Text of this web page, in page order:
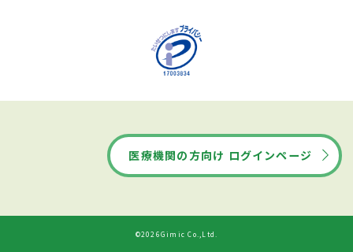
医療機関の方向け ログインページ
©2026Gimic Co.,Ltd.